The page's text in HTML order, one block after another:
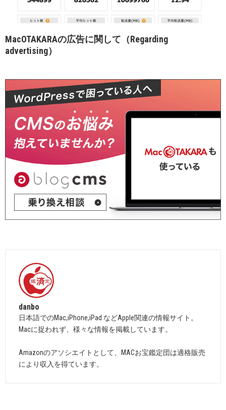
MacOTAKARAの広告に関して（Regarding
advertising）
danbo
日本語でのMac,iPhone,iPad などApple関連の情報サイト。
Macに捉われず、様々な情報を掲載しています。
Amazonのアソシエイトとして、MACお宝鑑定団は適格販売
により収入を得ています。